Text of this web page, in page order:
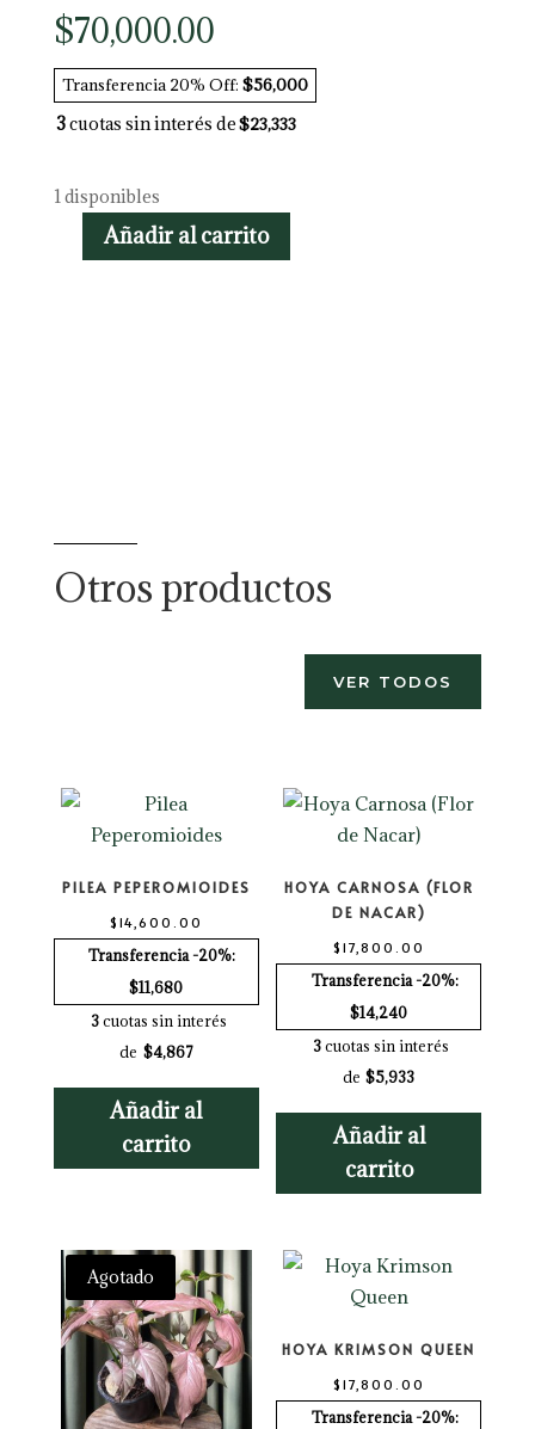
$70,000.00
Transferencia 20% Off: $56,000
3cuotas sin interés de$23,333
1 disponibles
Zamioculcas
Añadir al carrito
Otros productos
VER TODOS
PILEA PEPEROMIOIDES
$ 14,600.00
Transferencia -20%:
$11,680
3cuotas sin interés
de $4,867
Añadir al
carrito
HOYA CARNOSA (FLOR
DE NACAR)
$ 17,800.00
Transferencia -20%:
$14,240
3cuotas sin interés
de $5,933
Añadir al
carrito
Agotado
HOYA KRIMSON QUEEN
$ 17,800.00
Transferencia -20%: